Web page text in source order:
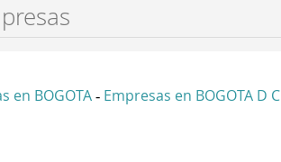
en BOGOTA - Empresas en BOGOTA D C